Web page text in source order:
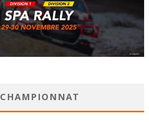
CHAMPIONNAT